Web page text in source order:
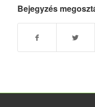
Bejegyzés